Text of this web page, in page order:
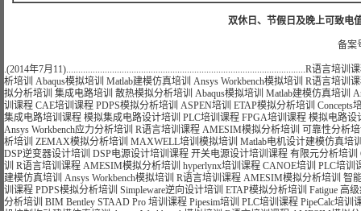
双休日、节假日及晚上可致电
备案
.(2014年7月11)...................................................................................................R语言培训
析培训 Abaqus模拟培训 Matlab建模仿真培训 Ansys Workbench模拟培训 R语言培训
拟分析培训 集成电路培训 散热模拟分析培训 Abaqus模拟培训 Matlab建模仿真培训
训课程 CAE培训课程 PDPS模拟分析培训 ASPEN培训 ETAP模拟分析培训 Concepts
集成电路培训课程 模拟集成电路设计培训 PLC培训课程 FPGA培训课程 模拟电路设
Ansys Workbench应力分析培训 R语言培训课程 AMESIM模拟分析培训 可靠性分析
析培训 ZEMAX模拟分析培训 MAXWELL培训模拟培训 Matlab电机设计建模仿真培
DSP逆变器设计培训 DSP电源设计培训课程 开关电源设计培训课程 有限元分析培训
训 R语言培训课程 AMESIM模拟分析培训 hyperlynx培训课程 CANOE培训 PLC培训
建模仿真培训 Ansys Workbench模拟培训 R语言培训课程 AMESIM模拟分析培训 智
训课程 PDPS模拟分析培训 Simpleware逆向设计培训 ETAP模拟分析培训 Fatigue 高
分析培训 BIM Bentley STAAD Pro 培训课程 Pipesim培训 PLC培训课程 PipeCalc培训